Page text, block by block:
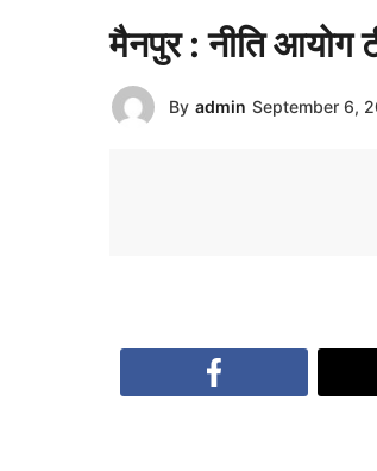
मैनपुर : नीति आयोग
By admin September 6,